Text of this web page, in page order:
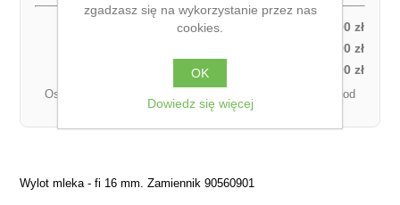
Odbiór własny:
0,00 zł
27,00 zł
Kurier DPD – przedpłata (1 paczka):
21,00 zł
Ostateczny koszt dostawy może się różnić w zależności od
łącznej wagi zamówienia.
Wylot mleka - fi 16 mm. Zamiennik 90560901
zgadzasz się na wykorzystanie przez nas
cookies.
OK
Dowiedz się więcej